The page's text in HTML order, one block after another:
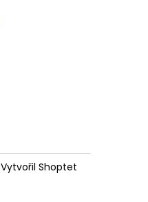
Vytvořil Shoptet